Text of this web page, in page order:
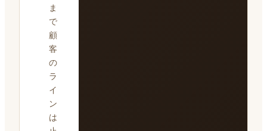
ま
で
顧
客
の
ラ
イ
ン
は